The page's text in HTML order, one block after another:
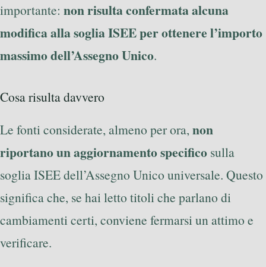
importante: non risulta confermata alcuna
modifica alla soglia ISEE per ottenere l’importo
massimo dell’Assegno Unico.
Cosa risulta davvero
Le fonti considerate, almeno per ora, non
riportano un aggiornamento specifico sulla
soglia ISEE dell’Assegno Unico universale. Questo
significa che, se hai letto titoli che parlano di
cambiamenti certi, conviene fermarsi un attimo e
verificare.